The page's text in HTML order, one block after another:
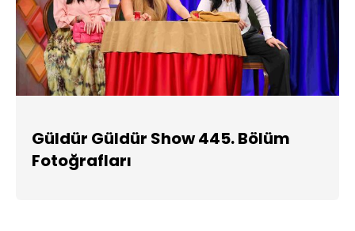
Güldür Güldür Show 445. Bölüm
Fotoğrafları